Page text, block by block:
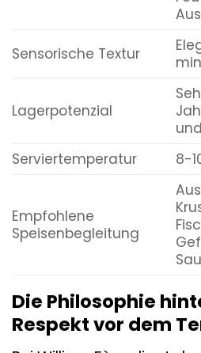
Sensorische Textur
Lagerpotenzial
Serviertemperatur
8-
Empfohlene
Speisenbegleitung
Die Philosophie
Respekt vor dem